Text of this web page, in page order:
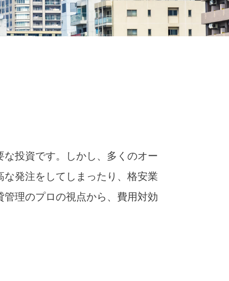
投資です。しかし、多くのオー
発注をしてしまったり、格安業
理のプロの視点から、費用対効